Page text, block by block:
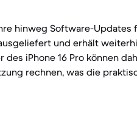
hinweg Software-Updates
und erhält
des iPhone 16 Pro können
rechnen, was die